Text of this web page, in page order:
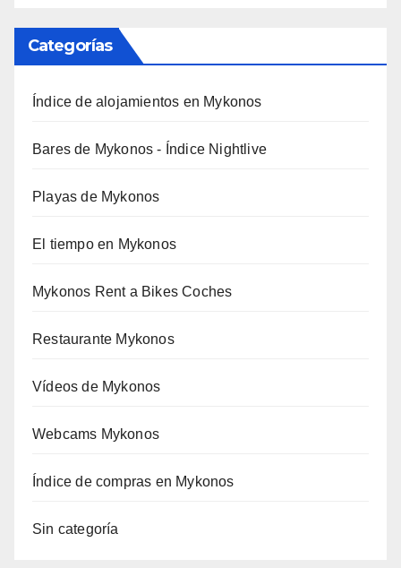
Categorías
Índice de alojamientos en Mykonos
Bares de Mykonos - Índice Nightlive
Playas de Mykonos
El tiempo en Mykonos
Mykonos Rent a Bikes Coches
Restaurante Mykonos
Vídeos de Mykonos
Webcams Mykonos
Índice de compras en Mykonos
Sin categoría